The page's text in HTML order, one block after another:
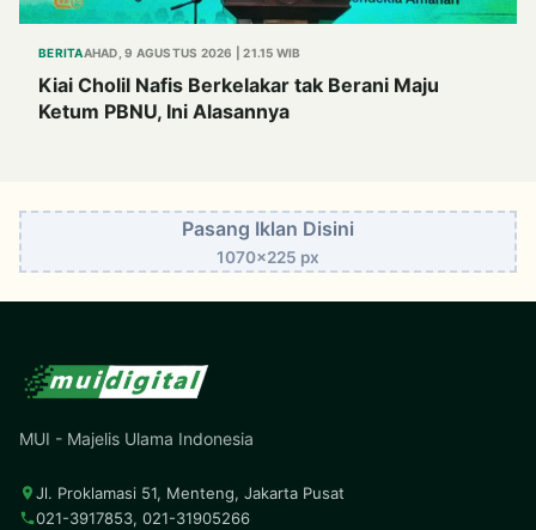
BERITAAHAD, 9 AGUSTUS 2026 | 21.15 WIB
Kiai Cholil Nafis Berkelakar tak Berani Maju
Ketum PBNU, Ini Alasannya
Pasang Iklan Disini
1070x225 px
MUI - Majelis Ulama Indonesia
Jl. Proklamasi 51, Menteng, Jakarta Pusat
021-3917853, 021-31905266